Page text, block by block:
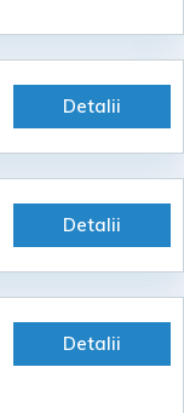
Detalii
Detalii
Detalii